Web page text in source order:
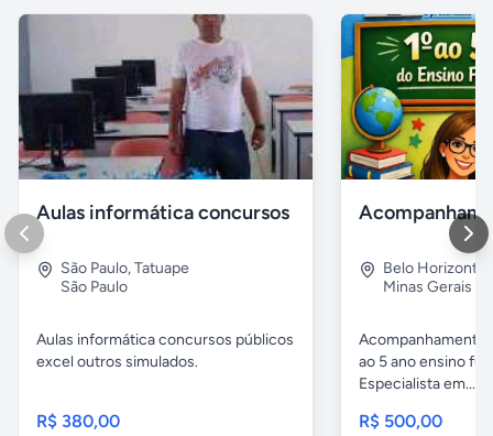
Aulas informática concursos
São Paulo,Tatuape
São Paulo
Aulas informática concursos públicos
excel outros simulados.
R$ 380,00
Belo Horizonte
Minas Gerais
Acompanhamento
ao 5 ano ensino
Especialista em...
R$ 500,00